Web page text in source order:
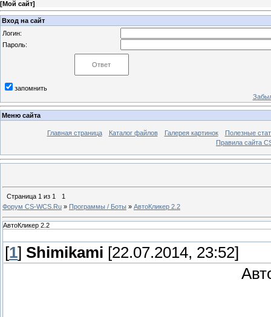
[Мой сайт]
Вход на сайт
Логин:
Пароль:
запомнить
Меню сайта
Главная страница Каталог файлов Галерея картинок
Полезные
Правила сайта
Страница 1 из 1
1
Форум CS-WCS.Ru » Программы / Боты » АвтоКликер 2.2
АвтоКликер 2.2
[1] Shimikami [22.07.2014, 23:52]